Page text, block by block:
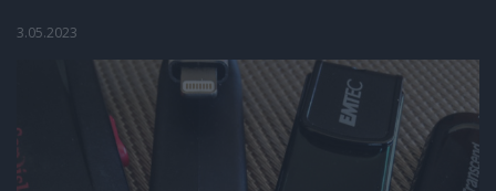
3.05.2023